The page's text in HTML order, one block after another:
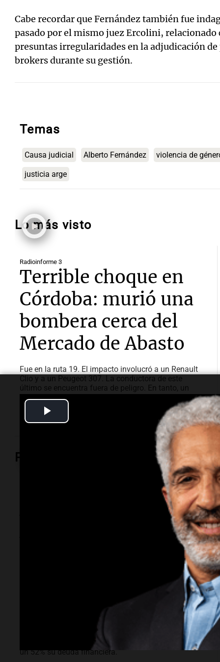
Cabe recordar que Fernández también fue
pasado por el mismo juez Ercolini, relacionado
presuntas irregularidades en la adjudicación de
brokers durante su gestión.
Temas
Causa judicial Alberto Fernández violencia de
justicia arge
Lo más visto
Radioinforme 3
Terrible choque en
Córdoba: murió una
bombera cerca del
Mercado de Abasto
Fue en la ruta 19. El impacto involucró a un Renault
Clio y a un Peugeot 307. La conductora de este
último se encuentra fuera de peligro. En tanto, un
automovilista resultó con lesiones tras un vuelco en
Circunvalación.
Política y Economía
2025 con superávit y
por primera vez
La compañía obtuvo un beneficio neto de $238.000
millones, recuperó el patrimonio positivo y operó sin
transferencias del Tesoro Nacional. Además, redujo
un 52% su deuda financiera.